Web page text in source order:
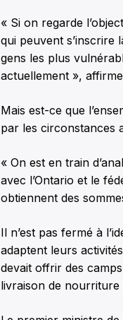
« Si on regarde
qui peuvent s’inscrire
gens les plus
actuellement »,
Mais est-ce que
par les circonstances
« On est en train
avec l’Ontario et le
obtiennent des
Il n’est pas fermé à
adaptent leurs
devait offrir des
livraison de nourriture